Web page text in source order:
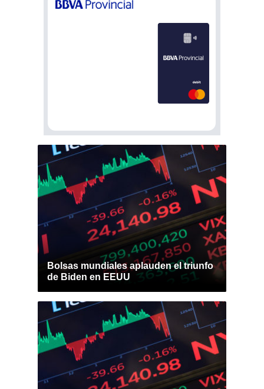
Bolsas mundiales aplauden el triunfo
de Biden en EEUU